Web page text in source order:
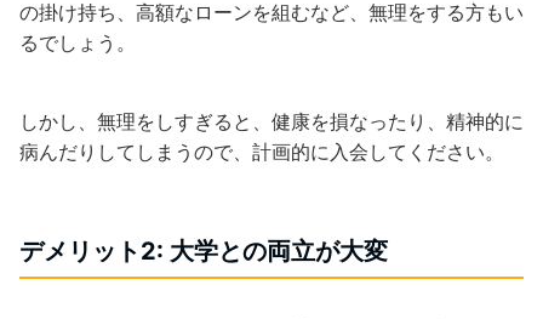
の掛け持ち、高額なローンを組むなど、無理をする方もい
るでしょう。
しかし、無理をしすぎると、健康を損なったり、精神的に
病んだりしてしまうので、計画的に入会してください。
デメリット2: 大学との両立が大変